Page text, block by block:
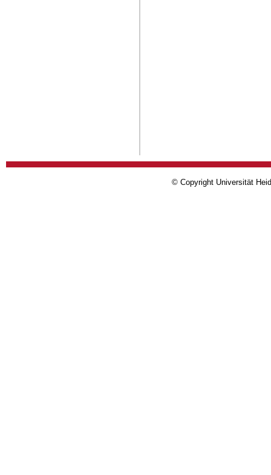
© Copyright Universität